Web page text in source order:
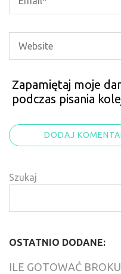
Zapamiętaj moje
podczas pisania
Szukaj
OSTATNIO DODANE:
ILE GOTOWAĆ